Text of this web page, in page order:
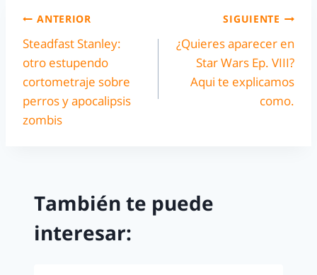
ANTERIOR
Steadfast Stanley:
otro estupendo
cortometraje sobre
perros y apocalipsis
zombis
SIGUIENTE
¿Quieres aparecer en
Star Wars Ep. VIII?
Aqui te explicamos
como.
También te puede
interesar: